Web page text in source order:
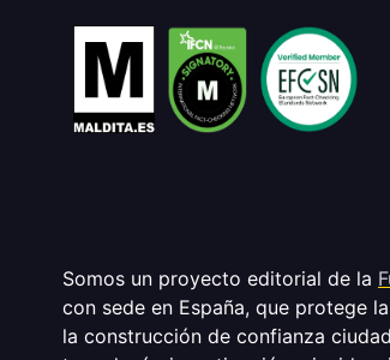
Somos un proyecto editorial de la
con sede en España, que protege
la construcción de confianza